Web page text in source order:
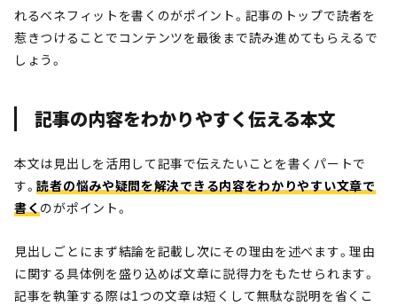
れるベネフィットを書くのがポイント。記事のトップで読者を
惹きつけることでコンテンツを最後まで読み進めてもらえるで
しょう。
記事の内容をわかりやすく伝える本文
本文は見出しを活用して記事で伝えたいことを書くパートで
す。読者の悩みや疑問を解決できる内容をわかりやすい文章で
書くのがポイント。
見出しごとにまず結論を記載し次にその理由を述べます。理由
に関する具体例を盛り込めば文章に説得力をもたせられます。
記事を執筆する際は1つの文章は短くして無駄な説明を省くこ